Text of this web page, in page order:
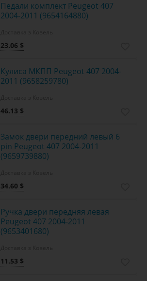
Педали комплект Peugeot 407
2004-2011 (9654164880)
23.06 $
Кулиса МКПП Peugeot 407 2004-
2011 (9658259780)
46.13 $
Замок двери передний левый 6
pin Peugeot 407 2004-2011
(9659739880)
34.60 $
Ручка двери передняя левая
Peugeot 407 2004-2011
(9653401680)
11.53 $